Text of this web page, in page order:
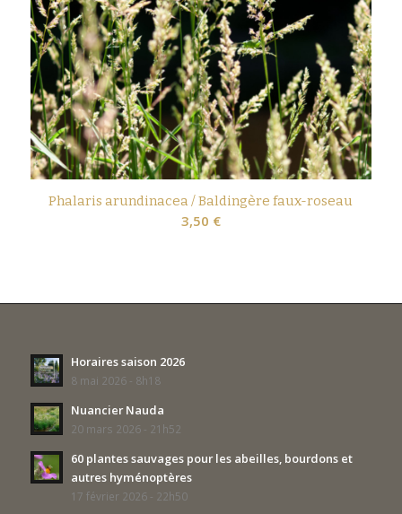
Phalaris arundinacea / Baldingère faux-roseau
3,50 €
Horaires saison 2026
8 mai 2026 - 8h18
Nuancier Nauda
20 mars 2026 - 21h52
60 plantes sauvages pour les abeilles, bourdons et
autres hyménoptères
17 février 2026 - 22h50